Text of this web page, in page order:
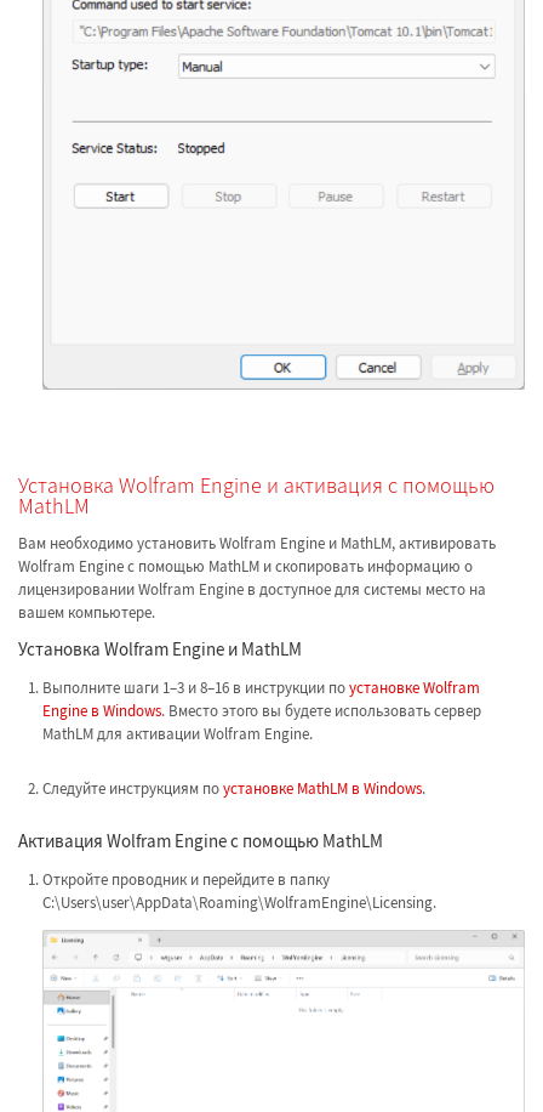
Установка Wolfram Engine и активация с помощью
MathLM
Вам необходимо установить Wolfram Engine и MathLM, активировать
Wolfram Engine с помощью MathLM и скопировать информацию о
лицензировании Wolfram Engine в доступное для системы место на
вашем компьютере.
Установка Wolfram Engine и MathLM
Выполните шаги 1–3 и 8–16 в инструкции поустановке Wolfram
Engine в Windows. Вместо этого вы будете использовать сервер
MathLM для активации Wolfram Engine.
Следуйте инструкциям поустановке MathLM в Windows.
Активация Wolfram Engine с помощью MathLM
Откройте проводник и перейдите в папку
C:\Users\user\AppData\Roaming\WolframEngine\Licensing.